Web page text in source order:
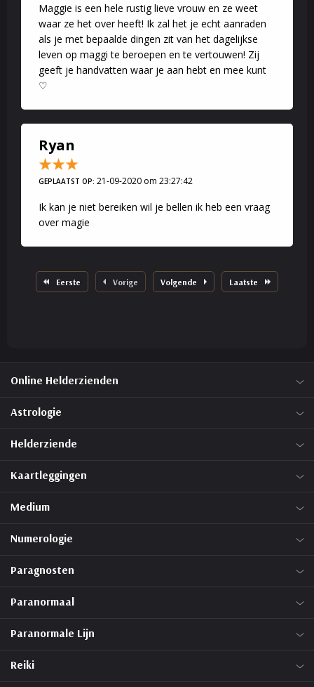
Maggie is een hele rustig lieve vrouw en ze weet
waar ze het over heeft! Ik zal het je echt aanraden
als je met bepaalde dingen zit van het dagelijkse
leven op maggi te beroepen en te vertouwen! Zij
geeft je handvatten waar je aan hebt en mee kunt
♡
Ryan
GEPLAATST OP: 21-09-2020 om 23:27:42
Ik kan je niet bereiken wil je bellen ik heb een vraag
over magie
Eerste Vorige Volgende Laatste
Online Helderzienden
Astrologie
Helderziende
Kaartleggingen
Medium
Numerologie
Paragnosten
Paranormaal
Paranormale Lijn
Reiki